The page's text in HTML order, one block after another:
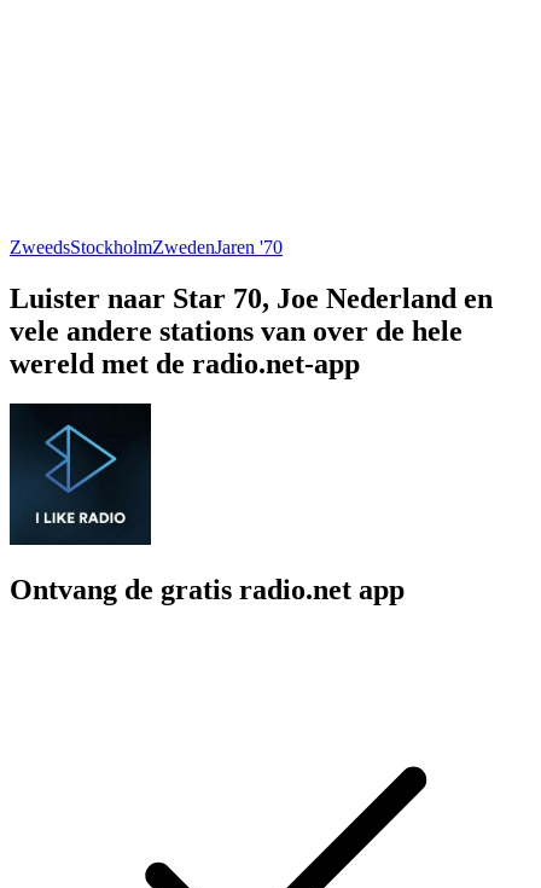
ZweedsStockholmZwedenJaren '70
Luister naar Star 70, Joe Nederland en
vele andere stations van over de hele
wereld met de radio.net-app
Ontvang de gratis radio.net app